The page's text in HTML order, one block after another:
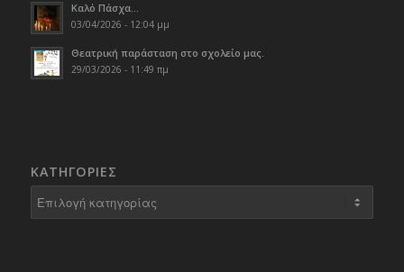
Καλό Πάσχα…
03/04/2026 - 12:04 μμ
Θεατρική παράσταση στο σχολείο μας.
29/03/2026 - 11:49 πμ
KΑΤΗΓΟΡΊΕΣ